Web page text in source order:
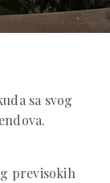
sa svog
previsokih